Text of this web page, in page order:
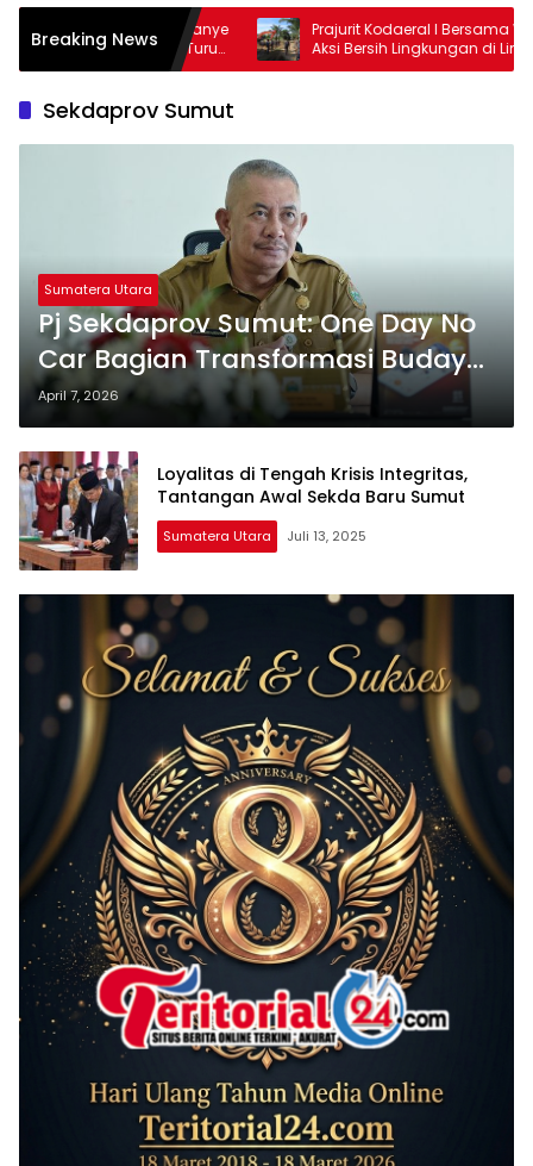
Breaking News
Turun
Prajurit Kodaeral I Bersama Warga Gelar
Aksi Bersih Lingkungan di Limau Manis
Sekdaprov Sumut
Sumatera Utara
Pj Sekdaprov Sumut: One Day No
Car Bagian Transformasi Budaya
Kerja ASN
April 7, 2026
Loyalitas di Tengah Krisis Integritas,
Tantangan Awal Sekda Baru Sumut
Sumatera Utara Juli 13, 2025